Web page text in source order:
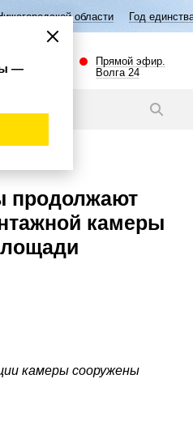
Год единства народов
Прямой эфир.
Волга 24
продолжают
камеры
камеры сооружены
—